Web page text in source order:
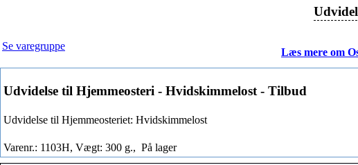
Se varegruppe
Læs mere om
Udvidelse til Hjemmeosteri - Hvidskimmelost - Tilbud
Udvidelse til Hjemmeosteriet: Hvidskimmelost
Varenr.: 1103H, Vægt: 300 g., På lager